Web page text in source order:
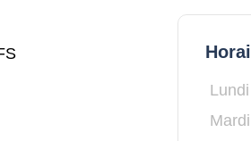
Lundi
Mardi